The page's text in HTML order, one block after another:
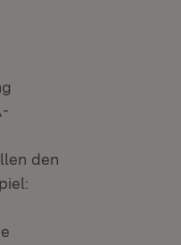
den